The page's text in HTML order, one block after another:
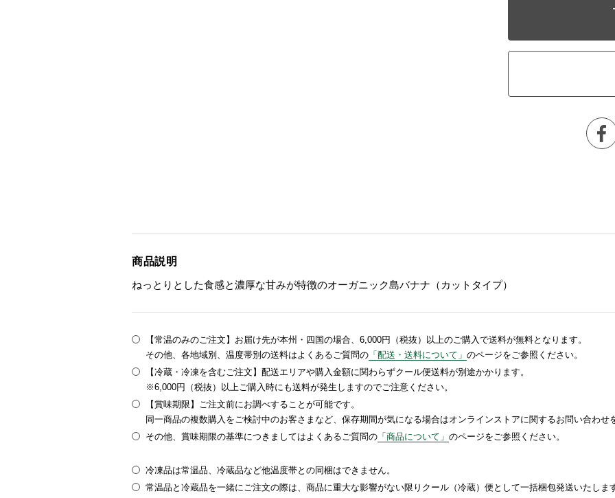
商品説明
ねっとりとした食感と濃厚な甘みが特徴のオーガニック島バナナ（カットタイプ）
【常温のみのご注文】お届け先が本州・四国の場合、6,000円（税抜）以上のご購入で送料が無料となります。
その他、各地域別、温度帯別の送料はよくあるご質問の 「配送・送料について」 のページをご参照ください。
【冷蔵・冷凍を含むご注文】配送エリアや購入金額に関わらずクール便送料が別途かかります。
※6,000円（税抜）以上ご購入時にも送料が発生しますのでご注意ください。
【賞味期限】ご注文前にお調べすることが可能です。
同一商品の複数購入をご検討中のお客さまなど、保存期間が気になる場合はオンラインストアに関するお問い合わせ
その他、賞味期限の基準につきましてはよくあるご質問の 「商品について」 のページをご参照ください。
冷凍品は常温品、冷蔵品など他温度帯との同梱はできません。
常温品と冷蔵品を一緒にご注文の際は、商品に重大な影響がない限りクール（冷蔵）便として一括梱包発送いたしま